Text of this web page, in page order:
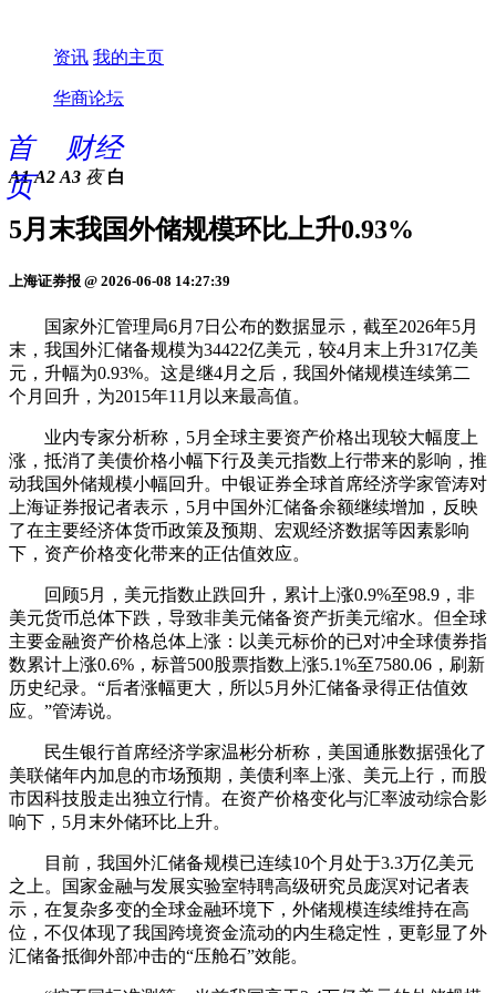
资讯 我的主页
华商论坛
首
页
财经
A1 A2 A3 夜 白
5月末我国外储规模环比上升0.93%
上海证券报 @ 2026-06-08 14:27:39
国家外汇管理局6月7日公布的数据显示，截至2026年5月
末，我国外汇储备规模为34422亿美元，较4月末上升317亿美
元，升幅为0.93%。这是继4月之后，我国外储规模连续第二
个月回升，为2015年11月以来最高值。
业内专家分析称，5月全球主要资产价格出现较大幅度上
涨，抵消了美债价格小幅下行及美元指数上行带来的影响，推
动我国外储规模小幅回升。中银证券全球首席经济学家管涛对
上海证券报记者表示，5月中国外汇储备余额继续增加，反映
了在主要经济体货币政策及预期、宏观经济数据等因素影响
下，资产价格变化带来的正估值效应。
回顾5月，美元指数止跌回升，累计上涨0.9%至98.9，非
美元货币总体下跌，导致非美元储备资产折美元缩水。但全球
主要金融资产价格总体上涨：以美元标价的已对冲全球债券指
数累计上涨0.6%，标普500股票指数上涨5.1%至7580.06，刷新
历史纪录。“后者涨幅更大，所以5月外汇储备录得正估值效
应。”管涛说。
民生银行首席经济学家温彬分析称，美国通胀数据强化了
美联储年内加息的市场预期，美债利率上涨、美元上行，而股
市因科技股走出独立行情。在资产价格变化与汇率波动综合影
响下，5月末外储环比上升。
目前，我国外汇储备规模已连续10个月处于3.3万亿美元
之上。国家金融与发展实验室特聘高级研究员庞溟对记者表
示，在复杂多变的全球金融环境下，外储规模连续维持在高
位，不仅体现了我国跨境资金流动的内生稳定性，更彰显了外
汇储备抵御外部冲击的“压舱石”效能。